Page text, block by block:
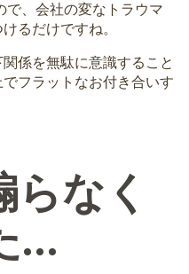
で、会社の変なトラウマ
るだけですね。
係を無駄に意識すること
フラットなお付き合いす
なく
…